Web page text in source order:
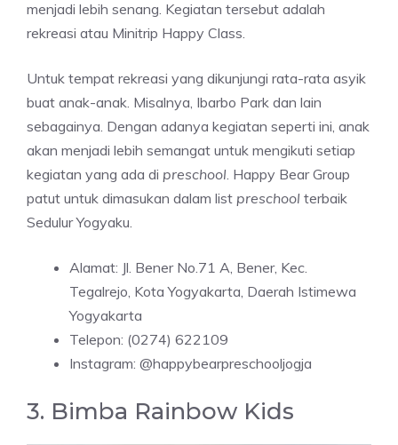
menjadi lebih senang. Kegiatan tersebut adalah
rekreasi atau Minitrip Happy Class.
Untuk tempat rekreasi yang dikunjungi rata-rata asyik
buat anak-anak. Misalnya, Ibarbo Park dan lain
sebagainya. Dengan adanya kegiatan seperti ini, anak
akan menjadi lebih semangat untuk mengikuti setiap
kegiatan yang ada di preschool . Happy Bear Group
patut untuk dimasukan dalam list preschool terbaik
Sedulur Yogyaku.
Alamat: Jl. Bener No.71 A, Bener, Kec.
Tegalrejo, Kota Yogyakarta, Daerah Istimewa
Yogyakarta
Telepon: (0274) 622109
Instagram: @happybearpreschooljogja
3. Bimba Rainbow Kids